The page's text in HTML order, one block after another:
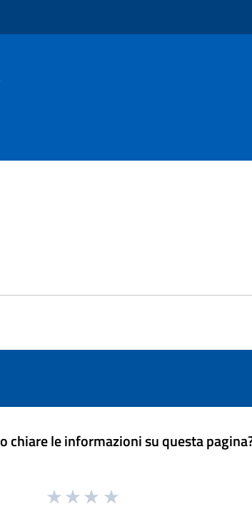
chiare le informazioni su questa